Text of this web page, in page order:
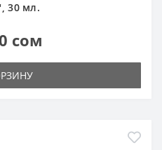
30 мл.
сом